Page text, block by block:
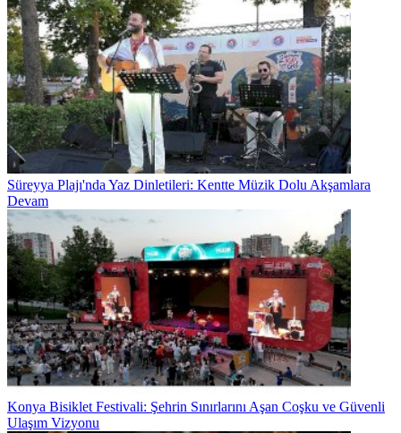
Süreyya Plajı'nda Yaz Dinletileri: Kentte Müzik Dolu Akşamlara
Devam
Konya Bisiklet Festivali: Şehrin Sınırlarını Aşan Coşku ve Güvenli
Ulaşım Vizyonu